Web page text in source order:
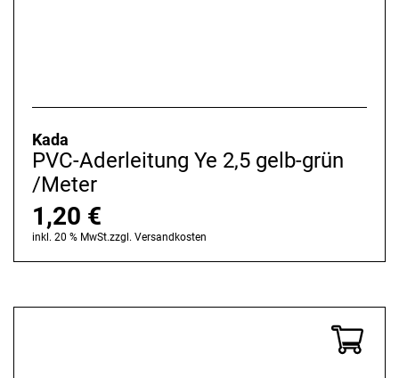
Kada
PVC-Aderleitung Ye 2,5 gelb-grün
/Meter
1,20 €
inkl. 20 % MwSt.zzgl. Versandkosten